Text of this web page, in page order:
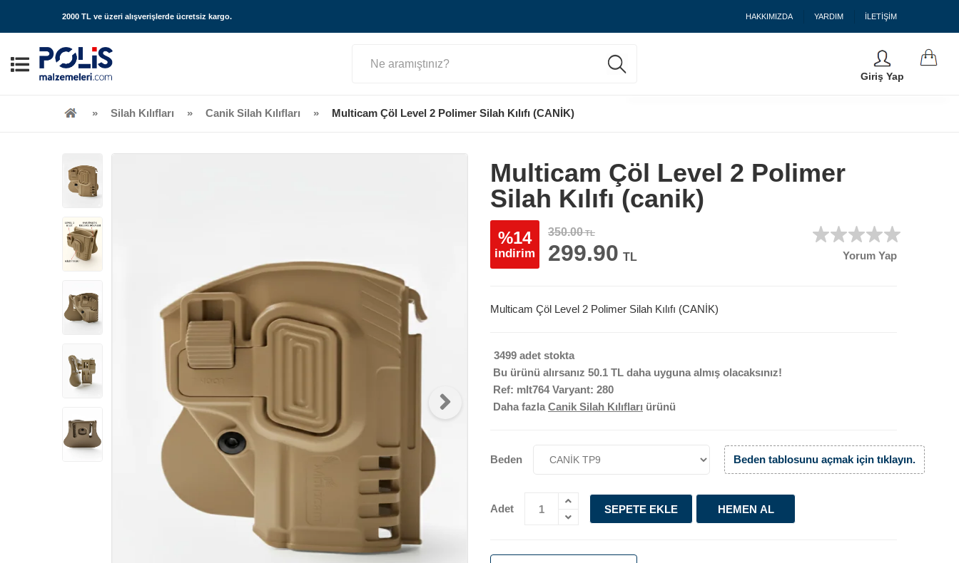
2000 TL ve üzeri alışverişlerde ücretsiz kargo. HAKKIMIZDA YARDIM İLETİŞİM
Giriş Yap
Silah Kılıfları Canik Silah Kılıfları Multicam Çöl Level 2 Polimer Silah Kılıfı (CANİK)
Multicam Çöl Level 2 Polimer
Silah Kılıfı (canik)
%14
indirim
350.00TL
299.90 TL Yorum Yap
Multicam Çöl Level 2 Polimer Silah Kılıfı (CANİK)
3499 adet stokta
Bu ürünü alırsanız 50.1 TL daha uyguna almış olacaksınız!
Ref: mlt764 Varyant: 280
Daha fazla Canik Silah Kılıfları ürünü
Beden Beden tablosunu açmak için tıklayın.
Adet SEPETE EKLE HEMEN AL